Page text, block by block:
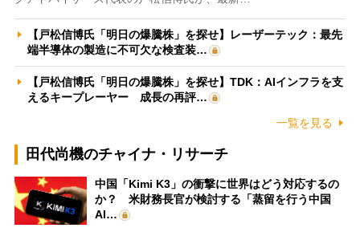
【戸松信博氏「明日の爆騰株」を探せ】レーザーテック：最先
端半導体の製造に不可欠な検査装…
【戸松信博氏「明日の爆騰株」を探せ】TDK：AIインフラを支
えるキープレーヤー 成長の再評…
一覧を見る
田代尚機のチャイナ・リサーチ
中国「Kimi K3」の衝撃に世界はどう対応するの
か？ 米財務長官が検討する「蒸留を行う中国
AI…